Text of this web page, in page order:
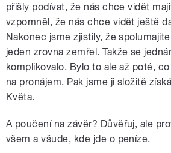
přišly podívat, že nás chce vidět
vzpomněl, že nás chce vidět ještě
Nakonec jsme zjistily, že
jeden zrovna zemřel. Takže se
komplikovalo. Bylo to ale až poté,
na pronájem. Pak jsme ji složitě
Květa.
A poučení na závěr? Důvěřuj, ale
všem a všude, kde jde o peníze.